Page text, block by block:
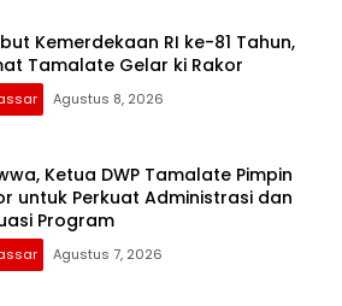
Kemerdekaan RI ke-81 Tahun,
Tamalate Gelar ki Rakor
Agustus 8, 2026
Ketua DWP Tamalate Pimpin
untuk Perkuat Administrasi dan
Program
Agustus 7, 2026